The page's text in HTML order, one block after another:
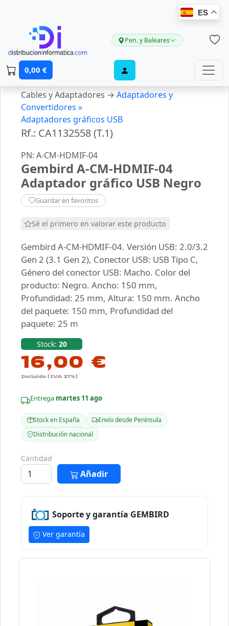
ES
Pen. y Baleares
0,00 €
Cables y Adaptadores → Adaptadores y
Convertidores »
Adaptadores gráficos USB
Rf.: CA1132558 (T.1)
PN: A-CM-HDMIF-04
Gembird A-CM-HDMIF-04
Adaptador gráfico USB Negro
Guardar en favoritos
Sé el primero en valorar este producto
Gembird A-CM-HDMIF-04. Versión USB: 2.0/3.2
Gen 2 (3.1 Gen 2), Conector USB: USB Tipo C,
Género del conector USB: Macho. Color del
producto: Negro. Ancho: 150 mm,
Profundidad: 25 mm, Altura: 150 mm. Ancho
del paquete: 150 mm, Profundidad del
paquete: 25 m
Stock: 20
16,00 €
Incluido (IVA 21%)
Entrega martes 11 ago
Stock en España
Envío desde Península
Distribución nacional
Cantidad
Añadir
Soporte y garantía GEMBIRD
Ver garantía